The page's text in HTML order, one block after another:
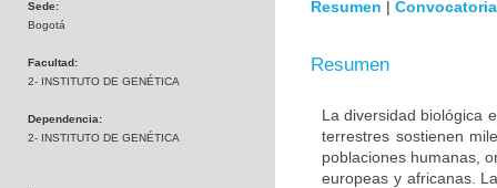
Sede:
Bogotá
Facultad:
2- INSTITUTO DE GENÉTICA
Dependencia:
2- INSTITUTO DE GENÉTICA
Resumen | Convocatoria
Resumen
La diversidad biológica
terrestres sostienen
poblaciones humanas,
europeas y africanas.